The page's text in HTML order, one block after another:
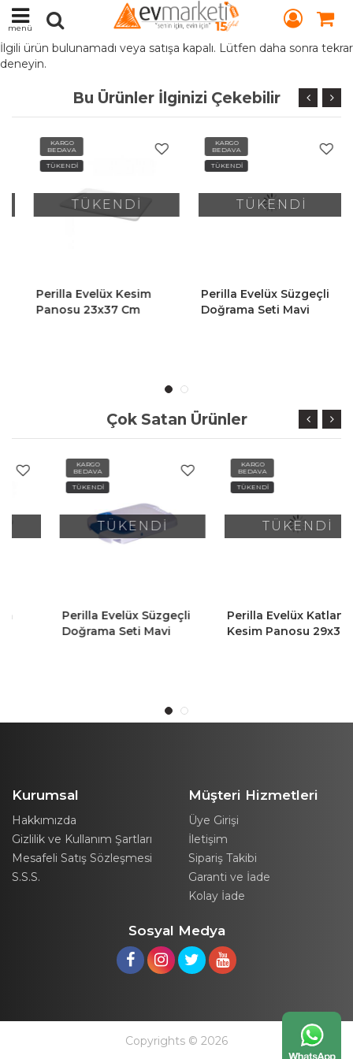
menü
İlgili ürün bulunamadı veya satışa kapalı. Lütfen daha sonra tekrar
deneyin.
Bu Ürünler İlginizi Çekebilir
KARGO
BEDAVA
TÜKENDİ
TÜKENDİ
Perilla Evelüx Kesim
Panosu 23x37 Cm
KARGO
BEDAVA
TÜKENDİ
TÜKENDİ
Perilla Evelüx Süzgeçli
Doğrama Seti Mavi
Çok Satan Ürünler
TÜKENDİ
Perilla Evelüx Süzgeçli
Doğrama Seti Mavi
TÜKENDİ
Perilla Evelüx Katlanır
Kesim Panosu 29x39
Kurumsal
Hakkımızda
Gizlilik ve Kullanım Şartları
Mesafeli Satış Sözleşmesi
S.S.S.
Müşteri Hizmetleri
Üye Girişi
İletişim
Sipariş Takibi
Garanti ve İade
Kolay İade
Sosyal Medya
Copyrights © 2026